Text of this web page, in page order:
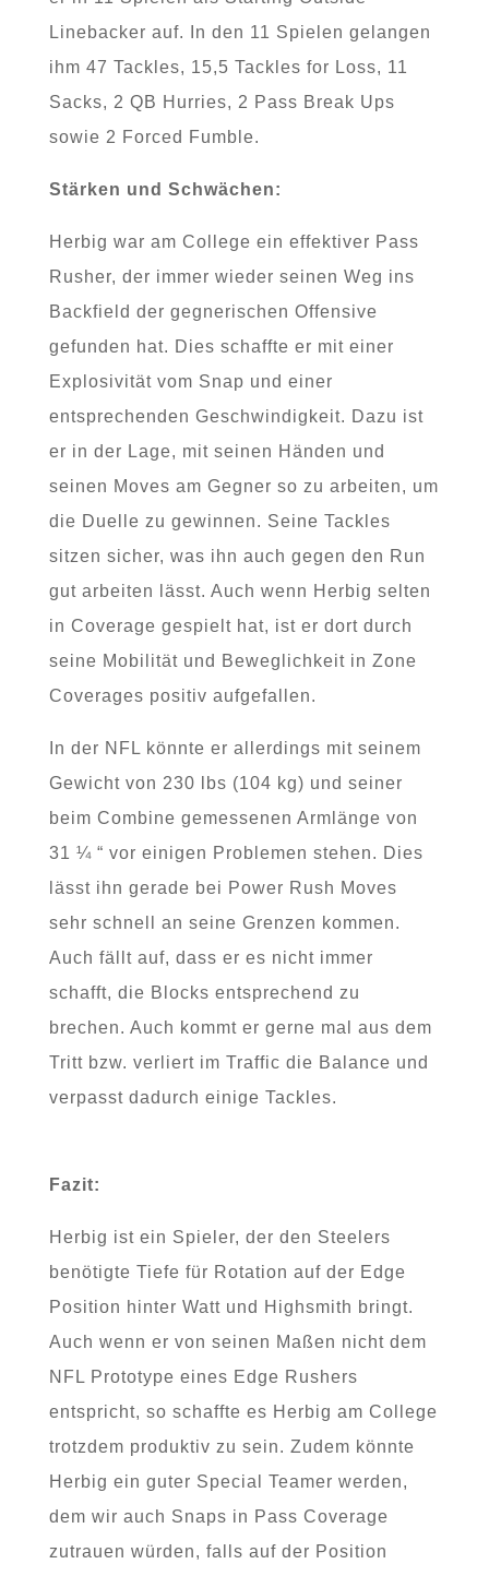
Linebacker auf. In den 11 Spielen gelangen
ihm 47 Tackles, 15,5 Tackles for Loss, 11
Sacks, 2 QB Hurries, 2 Pass Break Ups
sowie 2 Forced Fumble.
Stärken und Schwächen:
Herbig war am College ein effektiver Pass
Rusher, der immer wieder seinen Weg ins
Backfield der gegnerischen Offensive
gefunden hat. Dies schaffte er mit einer
Explosivität vom Snap und einer
entsprechenden Geschwindigkeit. Dazu ist
er in der Lage, mit seinen Händen und
seinen Moves am Gegner so zu arbeiten, um
die Duelle zu gewinnen. Seine Tackles
sitzen sicher, was ihn auch gegen den Run
gut arbeiten lässt. Auch wenn Herbig selten
in Coverage gespielt hat, ist er dort durch
seine Mobilität und Beweglichkeit in Zone
Coverages positiv aufgefallen.
In der NFL könnte er allerdings mit seinem
Gewicht von 230 lbs (104 kg) und seiner
beim Combine gemessenen Armlänge von
31 ¼ “ vor einigen Problemen stehen. Dies
lässt ihn gerade bei Power Rush Moves
sehr schnell an seine Grenzen kommen.
Auch fällt auf, dass er es nicht immer
schafft, die Blocks entsprechend zu
brechen. Auch kommt er gerne mal aus dem
Tritt bzw. verliert im Traffic die Balance und
verpasst dadurch einige Tackles.
Fazit:
Herbig ist ein Spieler, der den Steelers
benötigte Tiefe für Rotation auf der Edge
Position hinter Watt und Highsmith bringt.
Auch wenn er von seinen Maßen nicht dem
NFL Prototype eines Edge Rushers
entspricht, so schaffte es Herbig am College
trotzdem produktiv zu sein. Zudem könnte
Herbig ein guter Special Teamer werden,
dem wir auch Snaps in Pass Coverage
zutrauen würden, falls auf der Position